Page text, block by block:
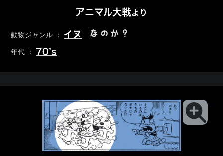
アニマル大戦より
動物ジャンル ： イヌ なのか？
年代 ： 70’s